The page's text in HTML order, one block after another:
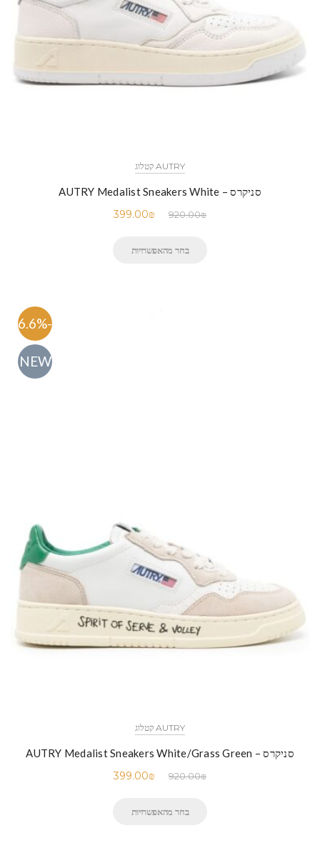
AUTRY קטלוג
סניקרס – AUTRY Medalist Sneakers White
920.00₪
399.00₪
בחר מהאפשרויות
-56.6%
NEW
AUTRY קטלוג
סניקרס – AUTRY Medalist Sneakers White/Grass Green
920.00₪
399.00₪
בחר מהאפשרויות